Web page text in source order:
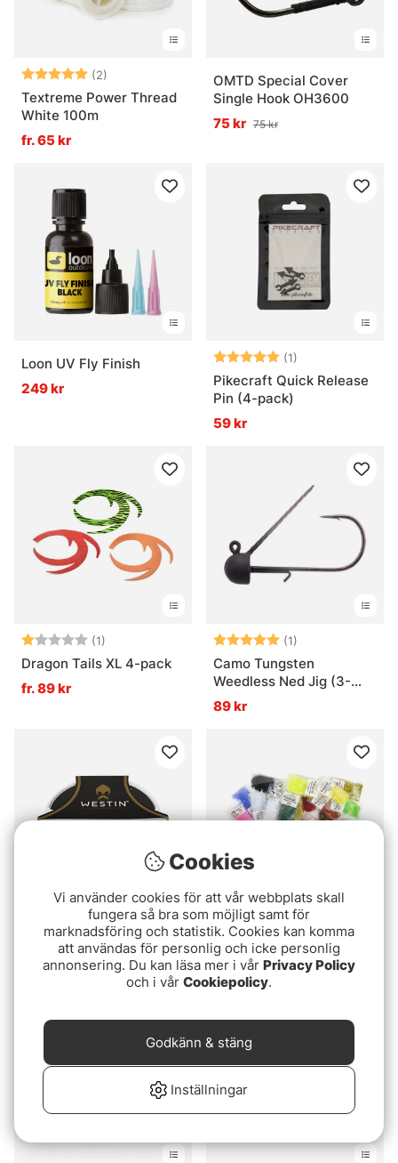
Betyg: (2)
5.0 utav 5 stjärnor
Textreme Power Thread
White 100m
fr. 65 kr
OMTD Special Cover
Single Hook OH3600
75 kr 75 kr
Loon UV Fly Finish
249 kr
Betyg: (1)
Pikecraft Quick Release
Pin (4-pack)
59 kr
Betyg: (1)
1.0 utav 5 stjärnor
Dragon Tails XL 4-pack
fr. 89 kr
Betyg: (1)
Camo Tungsten
Weedless Ned Jig (3-
pack)
89 kr
Westin W6 ST3
Flourocarbon 35m
fr. 239 kr
Ripple Ice Fiber
79 kr
Cookies
Vi använder cookies för att vår webbplats skall
fungera så bra som möjligt samt för
marknadsföring och statistik. Cookies kan komma
att användas för personlig och icke personlig
annonsering. Du kan läsa mer i vår Privacy Policy
och i vår Cookiepolicy.
Inställningar
Godkänn & stäng